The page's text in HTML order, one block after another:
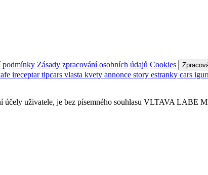
podmínky Zásady zpracování osobních údajů Cookies
ireceptartipcars vlasta kvety annonce story estranky cars
uživatele, je bez písemného souhlasu VLTAVA LABE